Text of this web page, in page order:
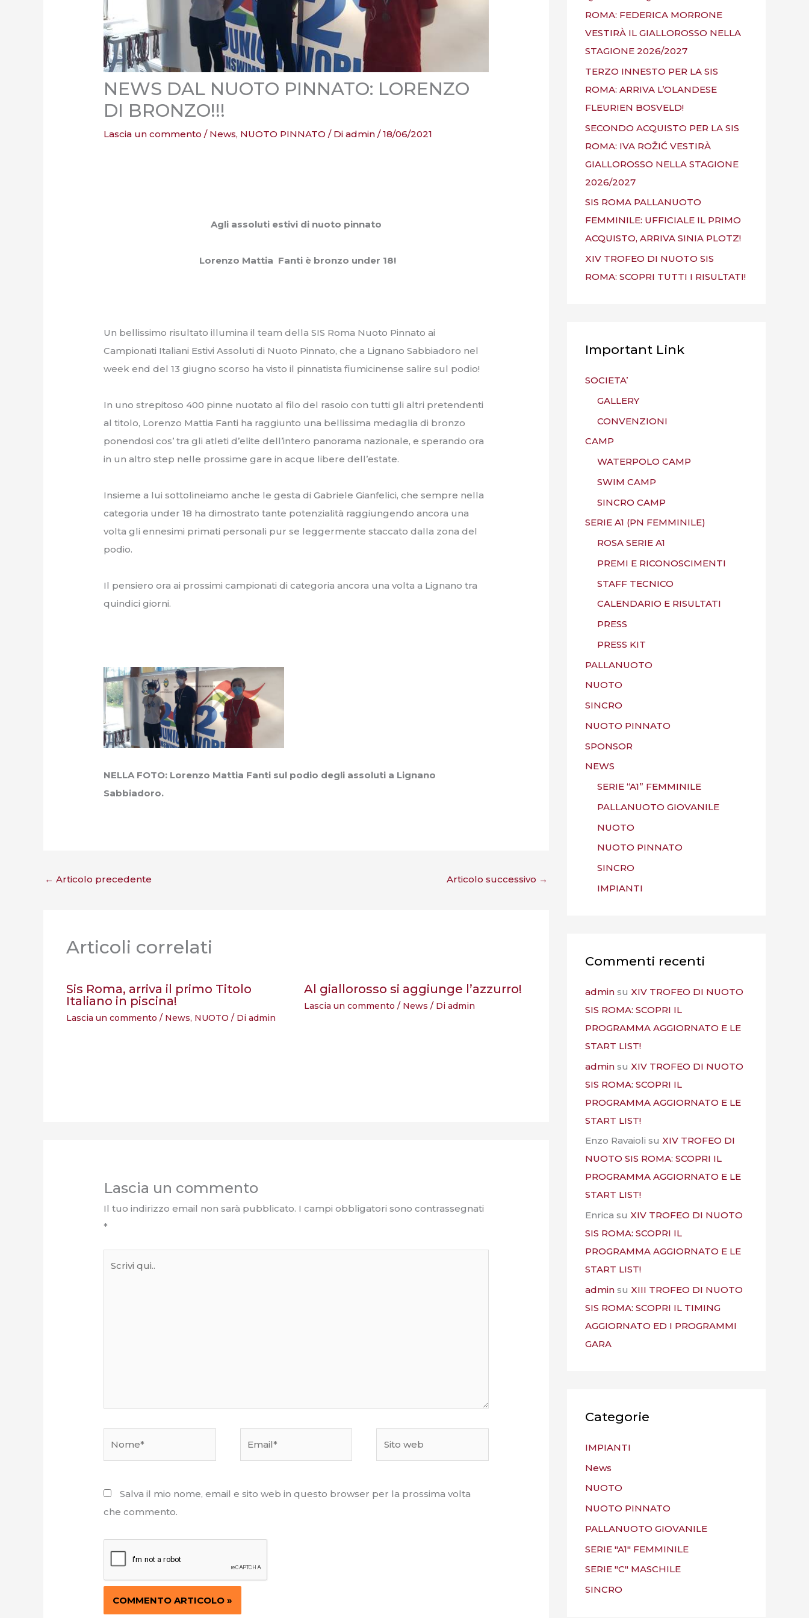
NEWS DAL NUOTO PINNATO: LORENZO
DI BRONZO!!!
Lascia un commento / News, NUOTO PINNATO / Diadmin/18/06/2021
Agli assoluti estivi di nuoto pinnato
Lorenzo Mattia Fanti è bronzo under 18!
Un bellissimo risultato illumina il team della SIS Roma Nuoto Pinnato ai
Campionati Italiani Estivi Assoluti di Nuoto Pinnato, che a Lignano Sabbiadoro nel
week end del 13 giugno scorso ha visto il pinnatista fiumicinense salire sul podio!
In uno strepitoso 400 pinne nuotato al filo del rasoio con tutti gli altri pretendenti
al titolo, Lorenzo Mattia Fanti ha raggiunto una bellissima medaglia di bronzo
ponendosi cos’ tra gli atleti d’elite dell’intero panorama nazionale, e sperando ora
in un altro step nelle prossime gare in acque libere dell’estate.
Insieme a lui sottolineiamo anche le gesta di Gabriele Gianfelici, che sempre nella
categoria under 18 ha dimostrato tante potenzialità raggiungendo ancora una
volta gli ennesimi primati personali pur se leggermente staccato dalla zona del
podio.
Il pensiero ora ai prossimi campionati di categoria ancora una volta a Lignano tra
quindici giorni.
NELLA FOTO: Lorenzo Mattia Fanti sul podio degli assoluti a Lignano
Sabbiadoro.
← Articolo precedente Articolo successivo →
Articoli correlati
Sis Roma, arriva il primo Titolo
Italiano in piscina!
Lascia un commento / News, NUOTO / Di admin
Al giallorosso si aggiunge l’azzurro!
Lascia un commento / News / Di admin
Lascia un commento
Il tuo indirizzo email non sarà pubblicato. I campi obbligatori sono contrassegnati
*
Salva il mio nome, email e sito web in questo browser per la prossima volta
che commento.
ROMA: FEDERICA MORRONE
VESTIRÀ IL GIALLOROSSO NELLA
STAGIONE 2026/2027
TERZO INNESTO PER LA SIS
ROMA: ARRIVA L’OLANDESE
FLEURIEN BOSVELD!
SECONDO ACQUISTO PER LA SIS
ROMA: IVA ROŽIĆ VESTIRÀ
GIALLOROSSO NELLA STAGIONE
2026/2027
SIS ROMA PALLANUOTO
FEMMINILE: UFFICIALE IL PRIMO
ACQUISTO, ARRIVA SINIA PLOTZ!
XIV TROFEO DI NUOTO SIS
ROMA: SCOPRI TUTTI I RISULTATI!
Important Link
SOCIETA’
GALLERY
CONVENZIONI
CAMP
WATERPOLO CAMP
SWIM CAMP
SINCRO CAMP
SERIE A1 (PN FEMMINILE)
ROSA SERIE A1
PREMI E RICONOSCIMENTI
STAFF TECNICO
CALENDARIO E RISULTATI
PRESS
PRESS KIT
PALLANUOTO
NUOTO
SINCRO
NUOTO PINNATO
SPONSOR
NEWS
SERIE “A1” FEMMINILE
PALLANUOTO GIOVANILE
NUOTO
NUOTO PINNATO
SINCRO
IMPIANTI
Commenti recenti
admin su XIV TROFEO DI NUOTO
SIS ROMA: SCOPRI IL
PROGRAMMA AGGIORNATO E LE
START LIST!
admin su XIV TROFEO DI NUOTO
SIS ROMA: SCOPRI IL
PROGRAMMA AGGIORNATO E LE
START LIST!
Enzo Ravaioli su XIV TROFEO DI
NUOTO SIS ROMA: SCOPRI IL
PROGRAMMA AGGIORNATO E LE
START LIST!
Enrica su XIV TROFEO DI NUOTO
SIS ROMA: SCOPRI IL
PROGRAMMA AGGIORNATO E LE
START LIST!
admin su XIII TROFEO DI NUOTO
SIS ROMA: SCOPRI IL TIMING
AGGIORNATO ED I PROGRAMMI
GARA
Categorie
IMPIANTI
News
NUOTO
NUOTO PINNATO
PALLANUOTO GIOVANILE
SERIE "A1" FEMMINILE
SERIE "C" MASCHILE
SINCRO